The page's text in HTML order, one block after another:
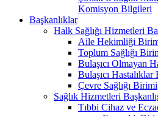
Komisyon Bilgileri
Başkanlıklar
Halk Sağlığı Hizmetleri
Aile Hekimliği
Toplum Sağlığı
Bulaşıcı Olmayan
Bulaşıcı
Çevre Sağlığı Birimi
Sağlık Hizmetleri
Tıbbi Cihaz ve